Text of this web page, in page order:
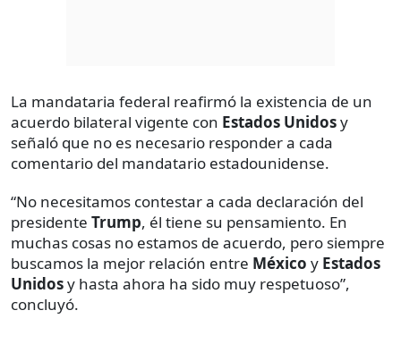
La mandataria federal reafirmó la existencia de un
acuerdo bilateral vigente con Estados Unidosy
señaló que no es necesario responder a cada
comentario del mandatario estadounidense.
“No necesitamos contestar a cada declaración del
presidente Trump, él tiene su pensamiento. En
muchas cosas no estamos de acuerdo, pero siempre
buscamos la mejor relación entre México y Estados
Unidosy hasta ahora ha sido muy respetuoso”,
concluyó.